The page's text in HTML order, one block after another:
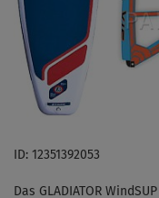
ID: 12351392053
Das GLADIATOR